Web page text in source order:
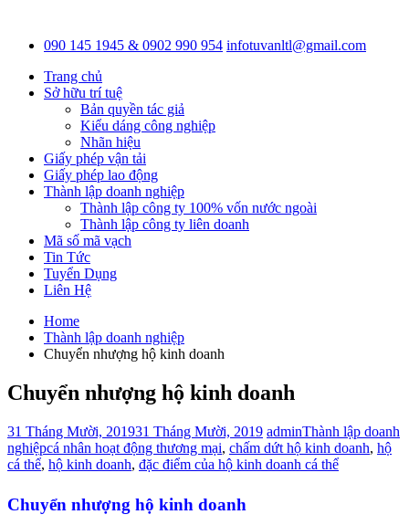
090 145 1945 & 0902 990 954 infotuvanltl@gmail.com
Trang chủ
Sở hữu trí tuệ
Bản quyền tác giả
Kiểu dáng công nghiệp
Nhãn hiệu
Giấy phép vận tải
Giấy phép lao động
Thành lập doanh nghiệp
Thành lập công ty 100% vốn nước ngoài
Thành lập công ty liên doanh
Mã số mã vạch
Tin Tức
Tuyển Dụng
Liên Hệ
Home
Thành lập doanh nghiệp
Chuyển nhượng hộ kinh doanh
Chuyển nhượng hộ kinh doanh
31 Tháng Mười, 201931 Tháng Mười, 2019 adminThành lập doanh
nghiệpcá nhân hoạt động thương mại, chấm dứt hộ kinh doanh, hộ
cá thể, hộ kinh doanh, đặc điểm của hộ kinh doanh cá thể
Chuyển nhượng hộ kinh doanh